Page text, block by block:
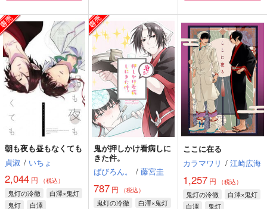
朝も夜も昼もなくても
貞淑 / いちょ
2,044 円 （税込）
鬼灯の冷徹
白澤×鬼灯
鬼灯
白澤
鬼が押しかけ看病しに
きた件。
ばびろん。
/ 藤宮圭
787 円 （税込）
鬼灯の冷徹
白澤×鬼灯
ここに在る
カラマワリ / 江崎広海
1,257円 （税込）
鬼灯の冷徹
白澤×鬼灯
白澤
鬼灯